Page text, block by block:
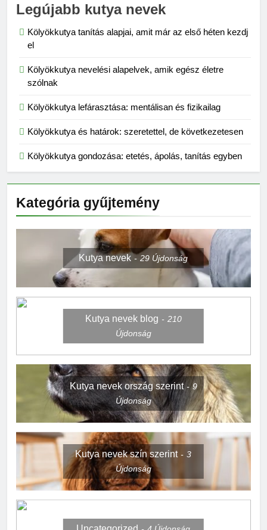
Legújabb kutya nevek
Kölyökkutya tanítás alapjai, amit már az első héten kezdj
el
Kölyökkutya nevelési alapelvek, amik egész életre
szólnak
Kölyökkutya lefárasztása: mentálisan és fizikailag
Kölyökkutya és határok: szeretettel, de következetesen
Kölyökkutya gondozása: etetés, ápolás, tanítás egyben
Kategória gyűjtemény
Kutya nevek 29 Újdonság
Kutya nevek blog
210
Újdonság
Kutya nevek ország szerint
9
Újdonság
Kutya nevek szín szerint
3
Újdonság